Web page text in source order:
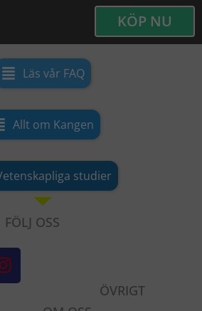
KÖP NU
Läs vår FAQ
Allt om Kangen
studier
FÖLJ OSS
I
n
s ÖVRIGT